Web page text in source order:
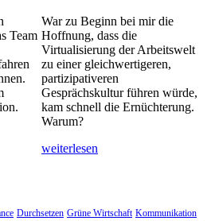
Team
War zu Beginn bei mir die
Hoffnung, dass die
Virtualisierung der Arbeitswelt
zu einer gleichwertigeren,
partizipativeren
Gesprächskultur führen würde,
kam schnell die Ernüchterung.
Warum?
weiterlesen
Durchsetzen Grüne Wirtschaft Kommunikation